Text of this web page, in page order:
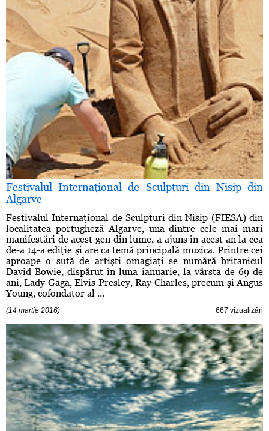
Festivalul Internaţional de Sculpturi din Nisip din
Algarve
Festivalul Internaţional de Sculpturi din Nisip (FIESA) din
localitatea portugheză Algarve, una dintre cele mai mari
manifestări de acest gen din lume, a ajuns în acest an la cea
de-a 14-a ediţie şi are ca temă principală muzica. Printre cei
aproape o sută de artişti omagiaţi se numără britanicul
David Bowie, dispărut în luna ianuarie, la vârsta de 69 de
ani, Lady Gaga, Elvis Presley, Ray Charles, precum şi Angus
Young, cofondator al ...
(14 martie 2016) 667 vizualizări